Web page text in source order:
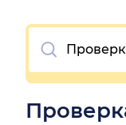
Очистить